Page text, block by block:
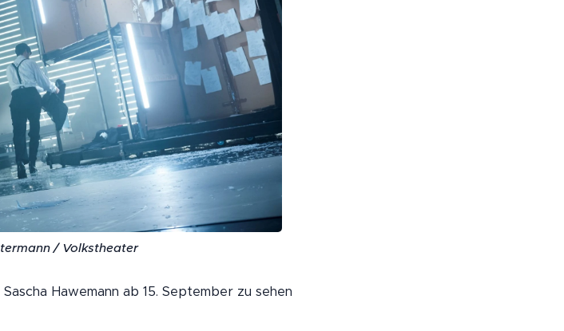
/ Volkstheater
Hawemann ab 15. September zu sehen